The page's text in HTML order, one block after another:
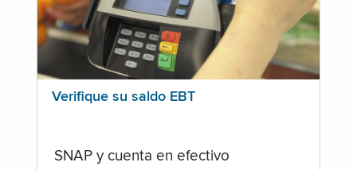
Verifique su saldo EBT
SNAP y cuenta en efectivo